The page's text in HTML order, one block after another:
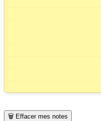
🗑️ Effacer mes notes